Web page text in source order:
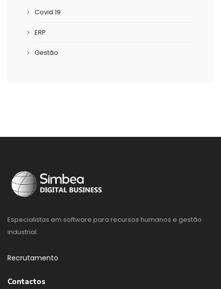
Covid 19
ERP
Gestão
Especialistas em software para recursos humanos e gestão
industrial.
Recrutamento
Contactos